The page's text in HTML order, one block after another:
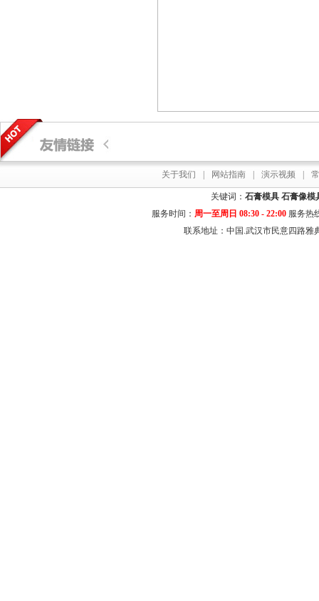
关于我们 网站指南 演示视频
关键词： 石膏模具 石膏像模
服务时间： 周一至周日 08:30 - 22:00服务热
联系地址：中国.武汉市民意四路雅